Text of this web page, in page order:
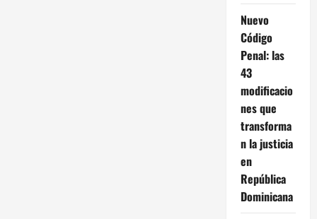
Nuevo
Código
Penal: las
43
modificacio
nes que
transforma
n la justicia
en
República
Dominicana